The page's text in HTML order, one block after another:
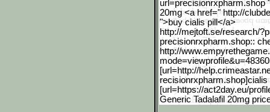
url=precisionrxpharm.shop
20mg <a href=" http://
">buy cialis pill</a>
http://mejtoft.se/research/
precisionrxpharm.shop::
http://
mode=viewp
[url=http://help.crimeast
[url=https://act2day.eu/profil
Generic Tadalafil 20mg